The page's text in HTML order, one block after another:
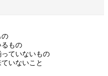
の
るもの
っていないもの
いないこと